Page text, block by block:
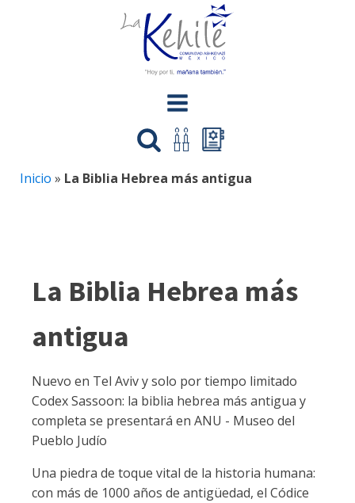
Inicio » La Biblia Hebrea más antigua
La Biblia Hebrea más
antigua
Nuevo en Tel Aviv y solo por tiempo limitado
Codex Sassoon: la biblia hebrea más antigua y
completa se presentará en ANU - Museo del
Pueblo Judío
Una piedra de toque vital de la historia humana:
con más de 1000 años de antigüedad, el Códice